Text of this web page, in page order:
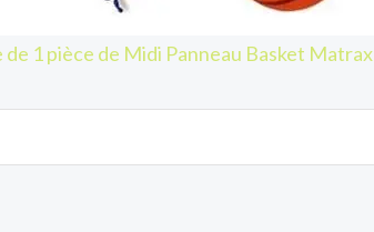
de 1 pièce de Midi Panneau Basket Matrax